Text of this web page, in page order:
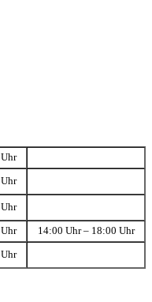
14:00 Uhr – 18:00 Uhr